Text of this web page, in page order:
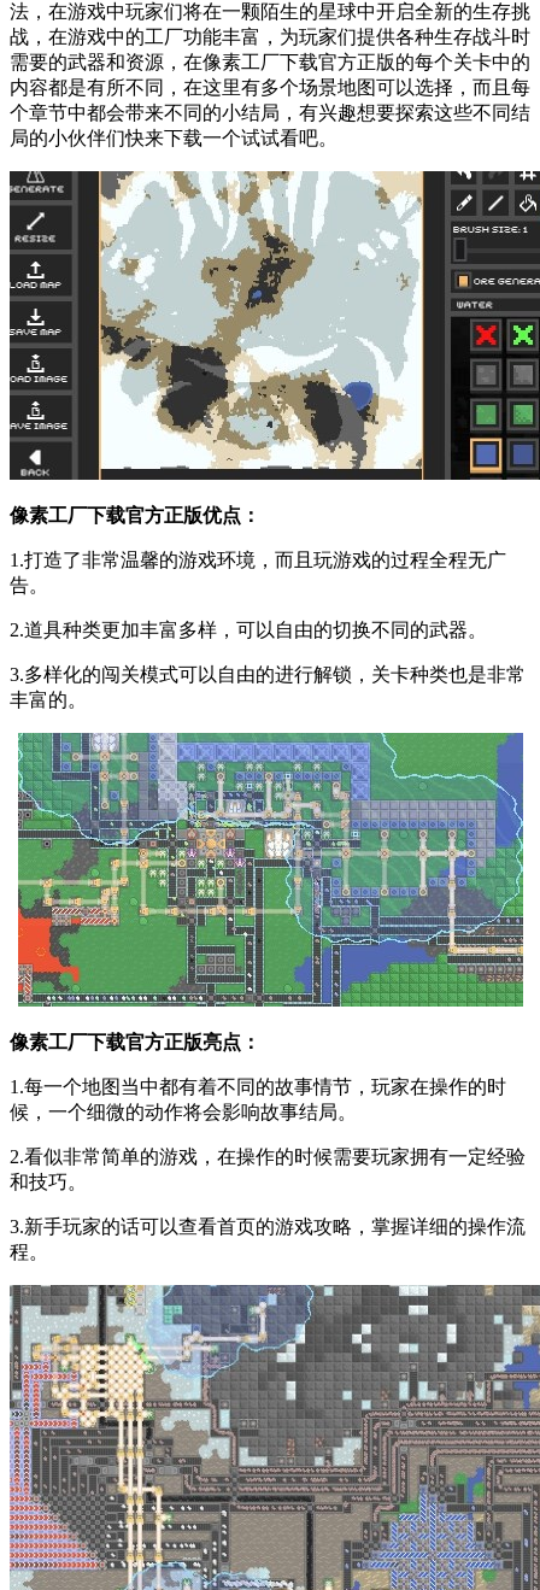
法，在游戏中玩家们将在一颗陌生的星球中开启全新的生存挑
战，在游戏中的工厂功能丰富，为玩家们提供各种生存战斗时
需要的武器和资源，在像素工厂下载官方正版的每个关卡中的
内容都是有所不同，在这里有多个场景地图可以选择，而且每
个章节中都会带来不同的小结局，有兴趣想要探索这些不同结
局的小伙伴们快来下载一个试试看吧。
像素工厂下载官方正版优点：
1.打造了非常温馨的游戏环境，而且玩游戏的过程全程无广
告。
2.道具种类更加丰富多样，可以自由的切换不同的武器。
3.多样化的闯关模式可以自由的进行解锁，关卡种类也是非常
丰富的。
像素工厂下载官方正版亮点：
1.每一个地图当中都有着不同的故事情节，玩家在操作的时
候，一个细微的动作将会影响故事结局。
2.看似非常简单的游戏，在操作的时候需要玩家拥有一定经验
和技巧。
3.新手玩家的话可以查看首页的游戏攻略，掌握详细的操作流
程。